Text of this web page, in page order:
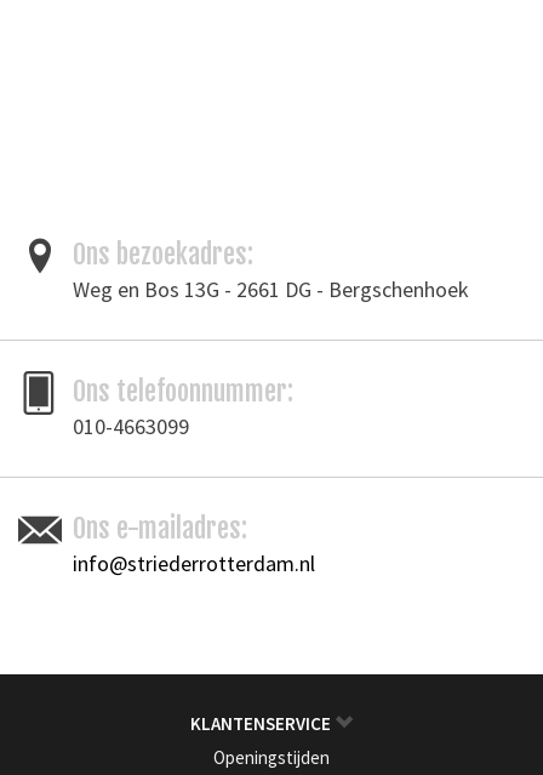
Ons bezoekadres:
Weg en Bos 13G - 2661 DG - Bergschenhoek
Ons telefoonnummer:
010-4663099
Ons e-mailadres:
info@striederrotterdam.nl
KLANTENSERVICE
Openingstijden